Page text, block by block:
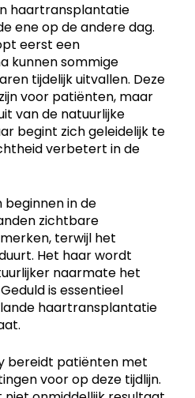
haartransplantatie
ene op de andere dag.
eerst een
kunnen sommige
tijdelijk uitvallen. Deze
voor patiënten, maar
van de natuurlijke
begint zich geleidelijk te
verbetert in de
in de
zichtbare
terwijl het
Het haar wordt
naarmate het
is essentieel
haartransplantatie
bereidt patiënten met
voor op deze tijdlijn.